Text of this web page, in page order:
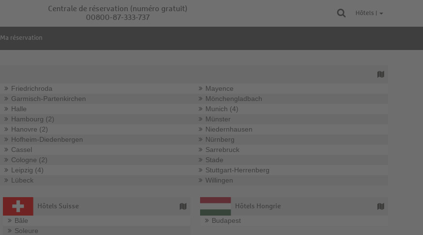
Centrale de réservation (numéro gratuit)
00800-87-333-737
Hôtels |
Ma réservation
Friedrichroda
Garmisch-Partenkirchen
Halle
Hambourg (2)
Hanovre (2)
Hofheim-Diedenbergen
Cassel
Cologne (2)
Leipzig (4)
Lübeck
Mayence
Mönchengladbach
Munich (4)
Münster
Niedernhausen
Nürnberg
Sarrebruck
Stade
Stuttgart-Herrenberg
Willingen
Hôtels Suisse
Bâle
Soleure
Hôtels Hongrie
Budapest